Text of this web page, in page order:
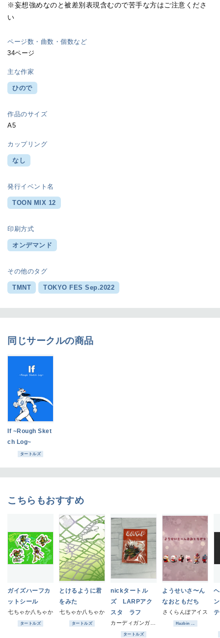
※妄想強めなのと被差別表現含むので苦手な方はご注意くださ
い
ページ数・曲数・個数など
34ページ
主な作家
ひので
作品のサイズ
A5
カップリング
なし
発行イベント名
TOON MIX 12
印刷方式
オンデマンド
その他のタグ
TMNT TOKYO FES Sep.2022
同じサークルの商品
If ~Rough Sket
ch Log~
タートルズ
こちらもおすすめ
ガイズハーフカ
ットシール
七ちゃか八ちゃか
タートルズ
とけるように君
をみた
七ちゃか八ちゃか
タートルズ
nickタートル
ズ LARPアク
スタ ラフ
タートルズ
ようせいさ〜ん
なおともだち
さくらんぼアイス
Hazbin ...